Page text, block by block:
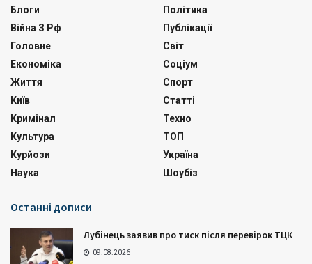
Блоги
Війна З Рф
Головне
Економіка
Життя
Київ
Кримінал
Культура
Курйози
Наука
Політика
Публікації
Світ
Соціум
Спорт
Статті
Техно
ТОП
Україна
Шоубіз
Останні дописи
Лубінець заявив про тиск після перевірок ТЦК
09.08.2026